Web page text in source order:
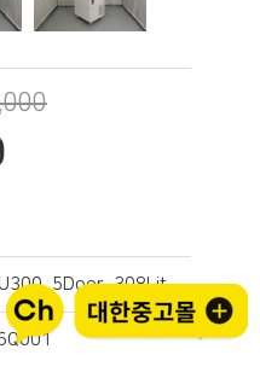
5Door, 308Lit.